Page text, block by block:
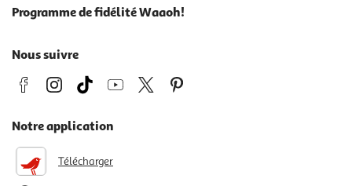
Programme de fidélité Waaoh!
Nous suivre
Notre application
Télécharger